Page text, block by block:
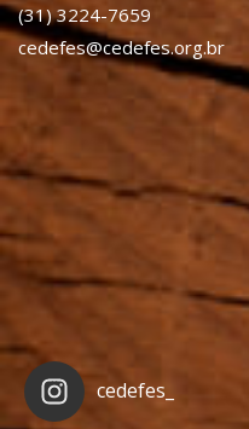
(31) 3224-7659
cedefes@cedefes.org.br
cedefes_